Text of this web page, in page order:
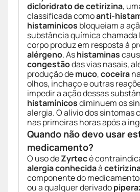
dicloridrato de cetirizina,
classificada comoanti-
histamínicos bloqueiam a
substância química chamada
corpo produz em resposta à
alérgeno. Ashistaminas
congestãodas vias nasais,
produção demuco,coceira
olhos, inchaço e outras
impedir a ação dessas
histamínicosdiminuem os
alergia. O alívio dos sintomas
nas primeiras horas após a
Quando não devo usar
medicamento?
O uso deZyrtecé
alergia conhecidaà
componente do
ou a qualquer derivado